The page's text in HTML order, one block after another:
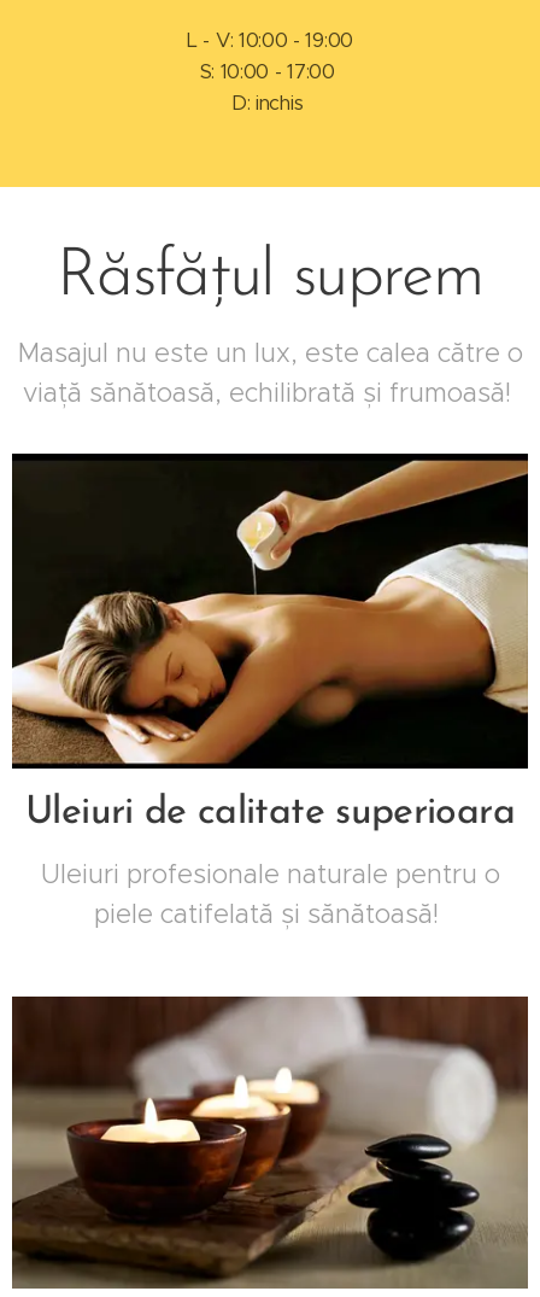
L - V: 10:00 - 19:00
S: 10:00 - 17:00
D: inchis
Răsfățul suprem
Masajul nu este un lux, este calea către o
viață sănătoasă, echilibrată și frumoasă!
Uleiuri de calitate superioara
Uleiuri profesionale naturale pentru o
piele catifelată și sănătoasă!